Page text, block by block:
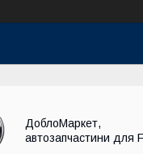
ДоблоМаркет,
автозапчастини для